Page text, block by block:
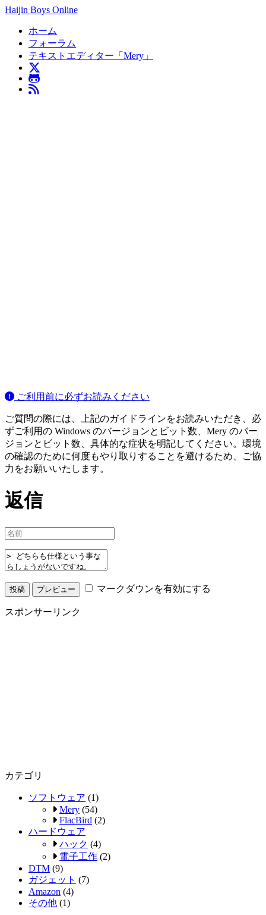
Haijin Boys Online
ホーム
フォーラム
テキストエディター「Mery」
ご利用前に必ずお読みください
ご質問の際には、上記のガイドラインをお読みいただき、必
ずご利用の Windows のバージョンとビット数、Mery のバー
ジョンとビット数、具体的な症状を明記してください。環境
の確認のために何度もやり取りすることを避けるため、ご協
力をお願いいたします。
返信
マークダウンを有効にする
スポンサーリンク
カテゴリ
ソフトウェア (1)
Mery (54)
FlacBird (2)
ハードウェア
ハック (4)
電子工作 (2)
DTM (9)
ガジェット (7)
Amazon (4)
その他 (1)